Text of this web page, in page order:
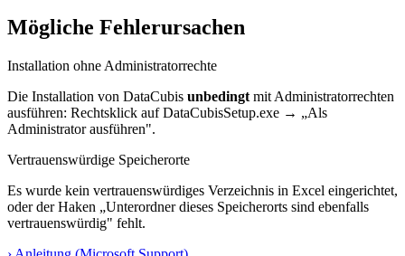
Mögliche Fehlerursachen
Installation ohne Administratorrechte
Die Installation von DataCubis unbedingt mit Administratorrechten
ausführen: Rechtsklick auf DataCubisSetup.exe → „Als
Administrator ausführen".
Vertrauenswürdige Speicherorte
Es wurde kein vertrauenswürdiges Verzeichnis in Excel eingerichtet,
oder der Haken „Unterordner dieses Speicherorts sind ebenfalls
vertrauenswürdig" fehlt.